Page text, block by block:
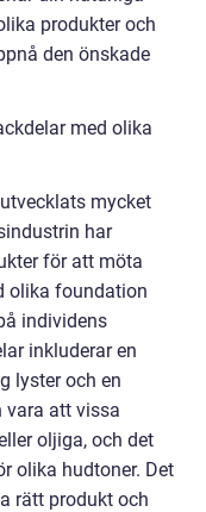
produkter och
den önskade
med olika
mycket
har
för att möta
olika foundation
individens
inkluderar en
lyster och en
vara att vissa
oljiga, och det
olika hudtoner. Det
rätt produkt och